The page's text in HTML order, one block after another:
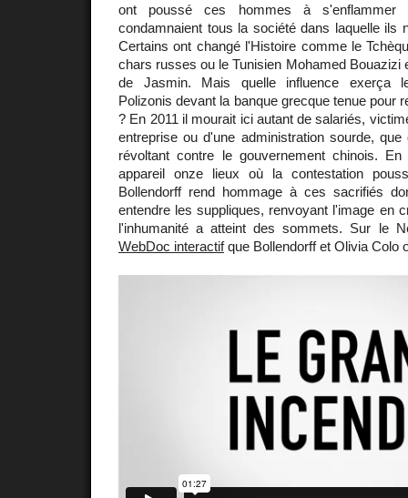
ont poussé ces hommes à
condamnaient tous la société dans laquelle ils
Certains ont changé l'Histoire comme le
chars russes ou le Tunisien Mohamed Bouazizi
de Jasmin. Mais quelle influence exerça
Polizonis devant la banque grecque tenue pour
? En 2011 il mourait ici autant de salariés,
entreprise ou d'une administration sourde,
révoltant contre le gouvernement chinois.
appareil onze lieux où la contestation
Bollendorff rend hommage à ces sacrifiés
entendre les suppliques, renvoyant l'image en
l'inhumanité a atteint des sommets. Sur le
WebDoc interactifque Bollendorff et Olivia Colo